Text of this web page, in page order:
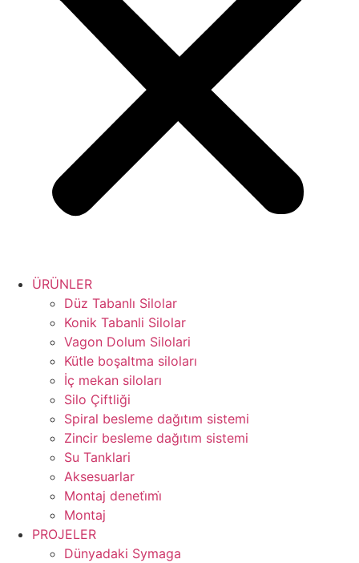
ÜRÜNLER
Düz Tabanlı Silolar
Konik Tabanli Silolar
Vagon Dolum Silolari
Kütle boşaltma siloları
İç mekan siloları
Silo Çiftliği
Spiral besleme dağıtım sistemi
Zincir besleme dağıtım sistemi
Su Tanklari
Aksesuarlar
Montaj deneti̇mi̇
Montaj
PROJELER
Dünyadaki Symaga